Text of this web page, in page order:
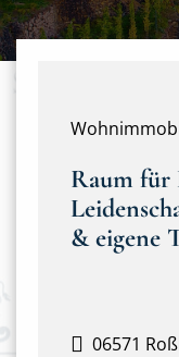
Raum für
& eigene
06571